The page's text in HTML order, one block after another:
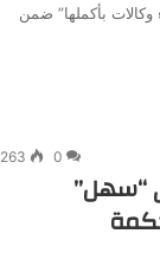
وكالات بأكملها” ضمن
0
263
“سهل”